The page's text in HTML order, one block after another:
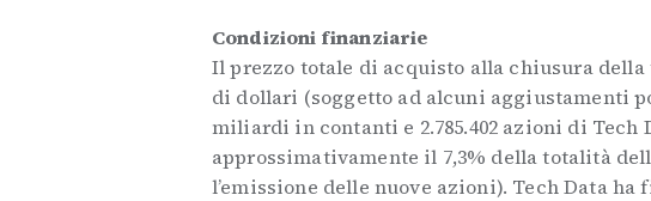
Condizioni finanziarie
Il prezzo totale di acquisto alla chiusura
di dollari (soggetto ad alcuni aggiustamenti
miliardi in contanti e 2.785.402 azioni di Tech
approssimativamente il 7,3% della totalità
l’emissione delle nuove azioni). Tech Data